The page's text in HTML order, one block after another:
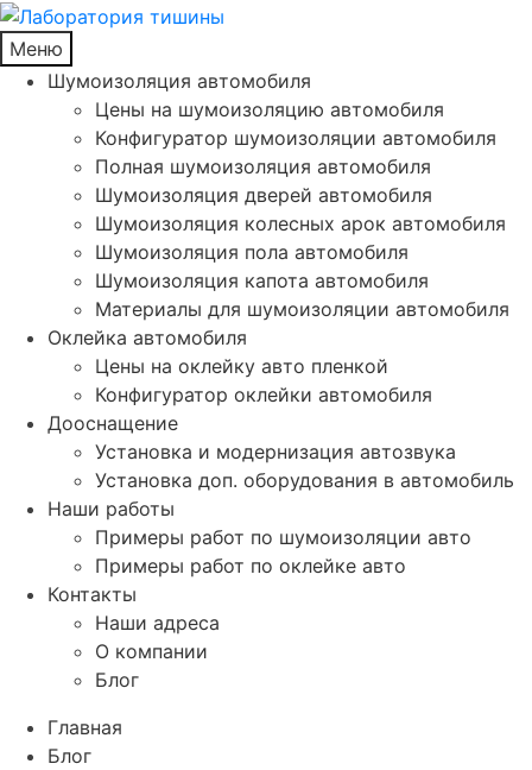
Меню
Шумоизоляция автомобиля
Цены на шумоизоляцию автомобиля
Конфигуратор шумоизоляции автомобиля
Полная шумоизоляция автомобиля
Шумоизоляция дверей автомобиля
Шумоизоляция колесных арок автомобиля
Шумоизоляция пола автомобиля
Шумоизоляция капота автомобиля
Материалы для шумоизоляции автомобиля
Оклейка автомобиля
Цены на оклейку авто пленкой
Конфигуратор оклейки автомобиля
Дооснащение
Установка и модернизация автозвука
Установка доп. оборудования в автомобиль
Наши работы
Примеры работ по шумоизоляции авто
Примеры работ по оклейке авто
Контакты
Наши адреса
О компании
Блог
Главная
Блог